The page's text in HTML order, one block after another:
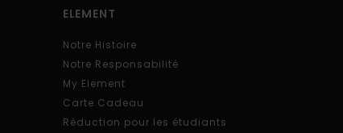
ELEMENT
Notre Histoire
Notre Responsabilité
My Element
Carte Cadeau
Réduction pour les étudiants